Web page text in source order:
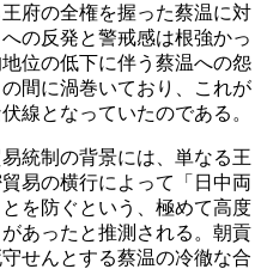
府の全権を握った蔡温に対
の反発と警戒感は根強かっ
位の低下に伴う蔡温への怨
間に渦巻いており、これが
線となっていたのである。
統制の背景には、単なる王
易の横行によって「日中両
を防ぐという、極めて高度
あったと推測される。朝貢
せんとする蔡温の冷徹な合